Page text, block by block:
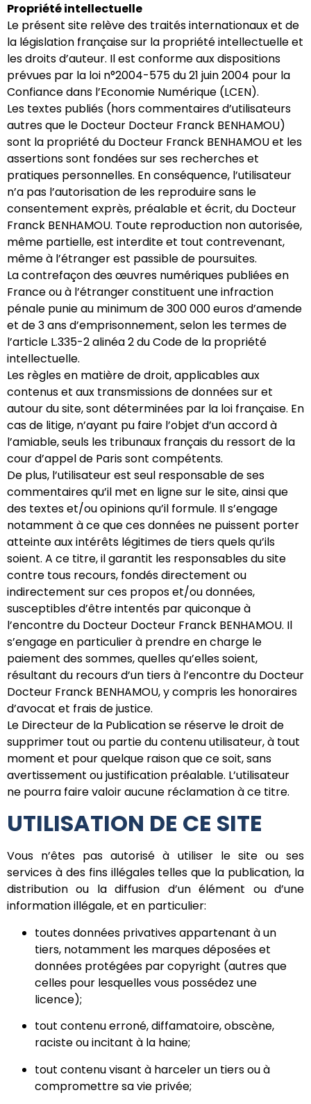
Propriété intellectuelle
Le présent site relève des traités internationaux et de
la législation française sur la propriété intellectuelle et
les droits d’auteur. Il est conforme aux dispositions
prévues par la loi n°2004-575 du 21 juin 2004 pour la
Confiance dans l’Economie Numérique (LCEN).
Les textes publiés (hors commentaires d’utilisateurs
autres que le Docteur Docteur Franck BENHAMOU)
sont la propriété du Docteur Franck BENHAMOU et les
assertions sont fondées sur ses recherches et
pratiques personnelles. En conséquence, l’utilisateur
n’a pas l’autorisation de les reproduire sans le
consentement exprès, préalable et écrit, du Docteur
Franck BENHAMOU. Toute reproduction non autorisée,
même partielle, est interdite et tout contrevenant,
même à l’étranger est passible de poursuites.
La contrefaçon des œuvres numériques publiées en
France ou à l’étranger constituent une infraction
pénale punie au minimum de 300 000 euros d’amende
et de 3 ans d’emprisonnement, selon les termes de
l’article L.335-2 alinéa 2 du Code de la propriété
intellectuelle.
Les règles en matière de droit, applicables aux
contenus et aux transmissions de données sur et
autour du site, sont déterminées par la loi française. En
cas de litige, n’ayant pu faire l’objet d’un accord à
l’amiable, seuls les tribunaux français du ressort de la
cour d’appel de Paris sont compétents.
De plus, l’utilisateur est seul responsable de ses
commentaires qu’il met en ligne sur le site, ainsi que
des textes et/ou opinions qu’il formule. Il s’engage
notamment à ce que ces données ne puissent porter
atteinte aux intérêts légitimes de tiers quels qu’ils
soient. A ce titre, il garantit les responsables du site
contre tous recours, fondés directement ou
indirectement sur ces propos et/ou données,
susceptibles d’être intentés par quiconque à
l’encontre du Docteur Docteur Franck BENHAMOU. Il
s’engage en particulier à prendre en charge le
paiement des sommes, quelles qu’elles soient,
résultant du recours d’un tiers à l’encontre du Docteur
Docteur Franck BENHAMOU, y compris les honoraires
d’avocat et frais de justice.
Le Directeur de la Publication se réserve le droit de
supprimer tout ou partie du contenu utilisateur, à tout
moment et pour quelque raison que ce soit, sans
avertissement ou justification préalable. L’utilisateur
ne pourra faire valoir aucune réclamation à ce titre.
UTILISATION DE CE SITE
Vous n’êtes pas autorisé à utiliser le site ou ses
services à des fins illégales telles que la publication, la
distribution ou la diffusion d’un élément ou d’une
information illégale, et en particulier:
toutes données privatives appartenant à un
tiers, notamment les marques déposées et
données protégées par copyright (autres que
celles pour lesquelles vous possédez une
licence);
tout contenu erroné, diffamatoire, obscène,
raciste ou incitant à la haine;
tout contenu visant à harceler un tiers ou à
compromettre sa vie privée;